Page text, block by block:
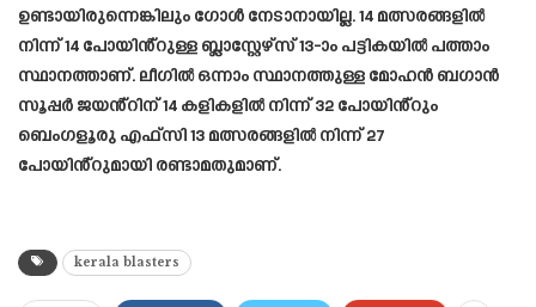
ഉണ്ടായിരുന്നെങ്കിലും ഗോൾ നേടാനായില്ല. 14 മത്സരങ്ങളിൽ
നിന്ന് 14 പോയിൻ്റുള്ള ബ്ലാസ്റ്റേഴ്‌സ് 13-ാം പട്ടികയിൽ പത്താം
സ്ഥാനത്താണ്. ലീഗിൽ ഒന്നാം സ്ഥാനത്തുള്ള മോഹൻ ബഗാൻ
സൂപ്പർ ജയൻ്റിന് 14 കളികളിൽ നിന്ന് 32 പോയിൻ്റും
ബെംഗളൂരു എഫ്‌സി 13 മത്സരങ്ങളിൽ നിന്ന് 27
പോയിൻ്റുമായി രണ്ടാമതുമാണ്.
kerala blasters